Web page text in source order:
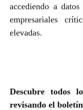
accediendo a
empresariales
elevadas.
Descubre todos
revisando el